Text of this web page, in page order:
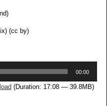
(cc by)
00:00
(Duration: 17:08 — 39.8MB)